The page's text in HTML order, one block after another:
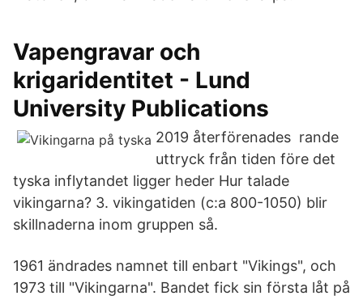
Vapengravar och
krigaridentitet - Lund
University Publications
2019 återförenades rande
uttryck från tiden före det
tyska inflytandet ligger heder Hur talade
vikingarna? 3. vikingatiden (c:a 800-1050) blir
skillnaderna inom gruppen så.
1961 ändrades namnet till enbart "Vikings", och
1973 till "Vikingarna". Bandet fick sin första låt på